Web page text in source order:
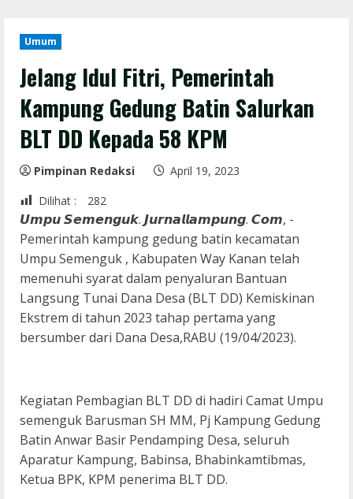
Umum
Jelang Idul Fitri, Pemerintah
Kampung Gedung Batin Salurkan
BLT DD Kepada 58 KPM
Pimpinan Redaksi
April 19, 2023
Dilihat :
282
𝙐𝙢𝙥𝙪 𝙎𝙚𝙢𝙚𝙣𝙜𝙪𝙠. 𝙅𝙪𝙧𝙣𝙖𝙡𝙡𝙖𝙢𝙥𝙪𝙣𝙜. 𝘾𝙤𝙢, -
Pemerintah kampung gedung batin kecamatan
Umpu Semenguk , Kabupaten Way Kanan telah
memenuhi syarat dalam penyaluran Bantuan
Langsung Tunai Dana Desa (BLT DD) Kemiskinan
Ekstrem di tahun 2023 tahap pertama yang
bersumber dari Dana Desa,RABU (19/04/2023).
Kegiatan Pembagian BLT DD di hadiri Camat Umpu
semenguk Barusman SH MM, Pj Kampung Gedung
Batin Anwar Basir Pendamping Desa, seluruh
Aparatur Kampung, Babinsa, Bhabinkamtibmas,
Ketua BPK, KPM penerima BLT DD.